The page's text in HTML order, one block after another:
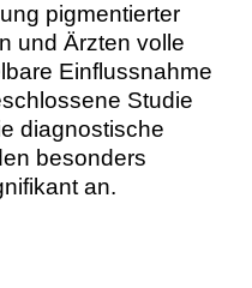
pigmentierter
und Ärzten volle
Einflussnahme
Studie
diagnostische
besonders
an.